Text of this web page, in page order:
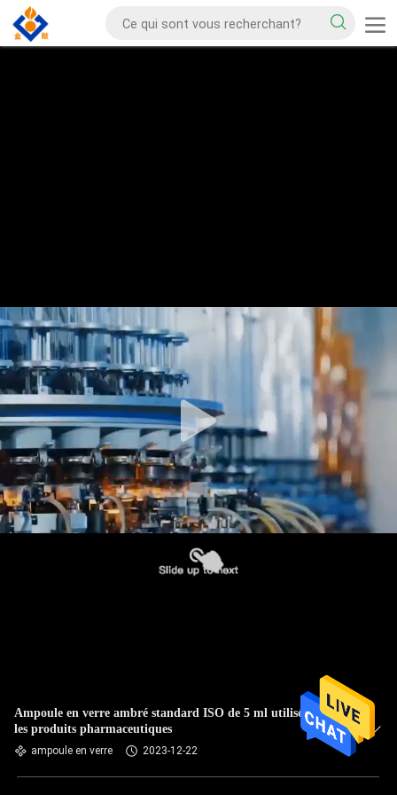
Ampoule en verre ambré standard ISO de 5 ml utilisée pour
les produits pharmaceutiques
ampoule en verre 2023-12-22